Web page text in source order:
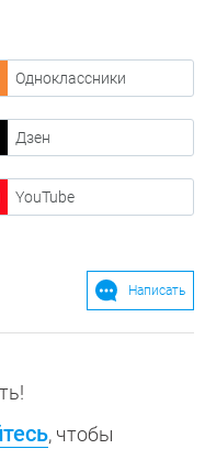
Одноклассники
Дзен
YouTube
Написать
, чтобы